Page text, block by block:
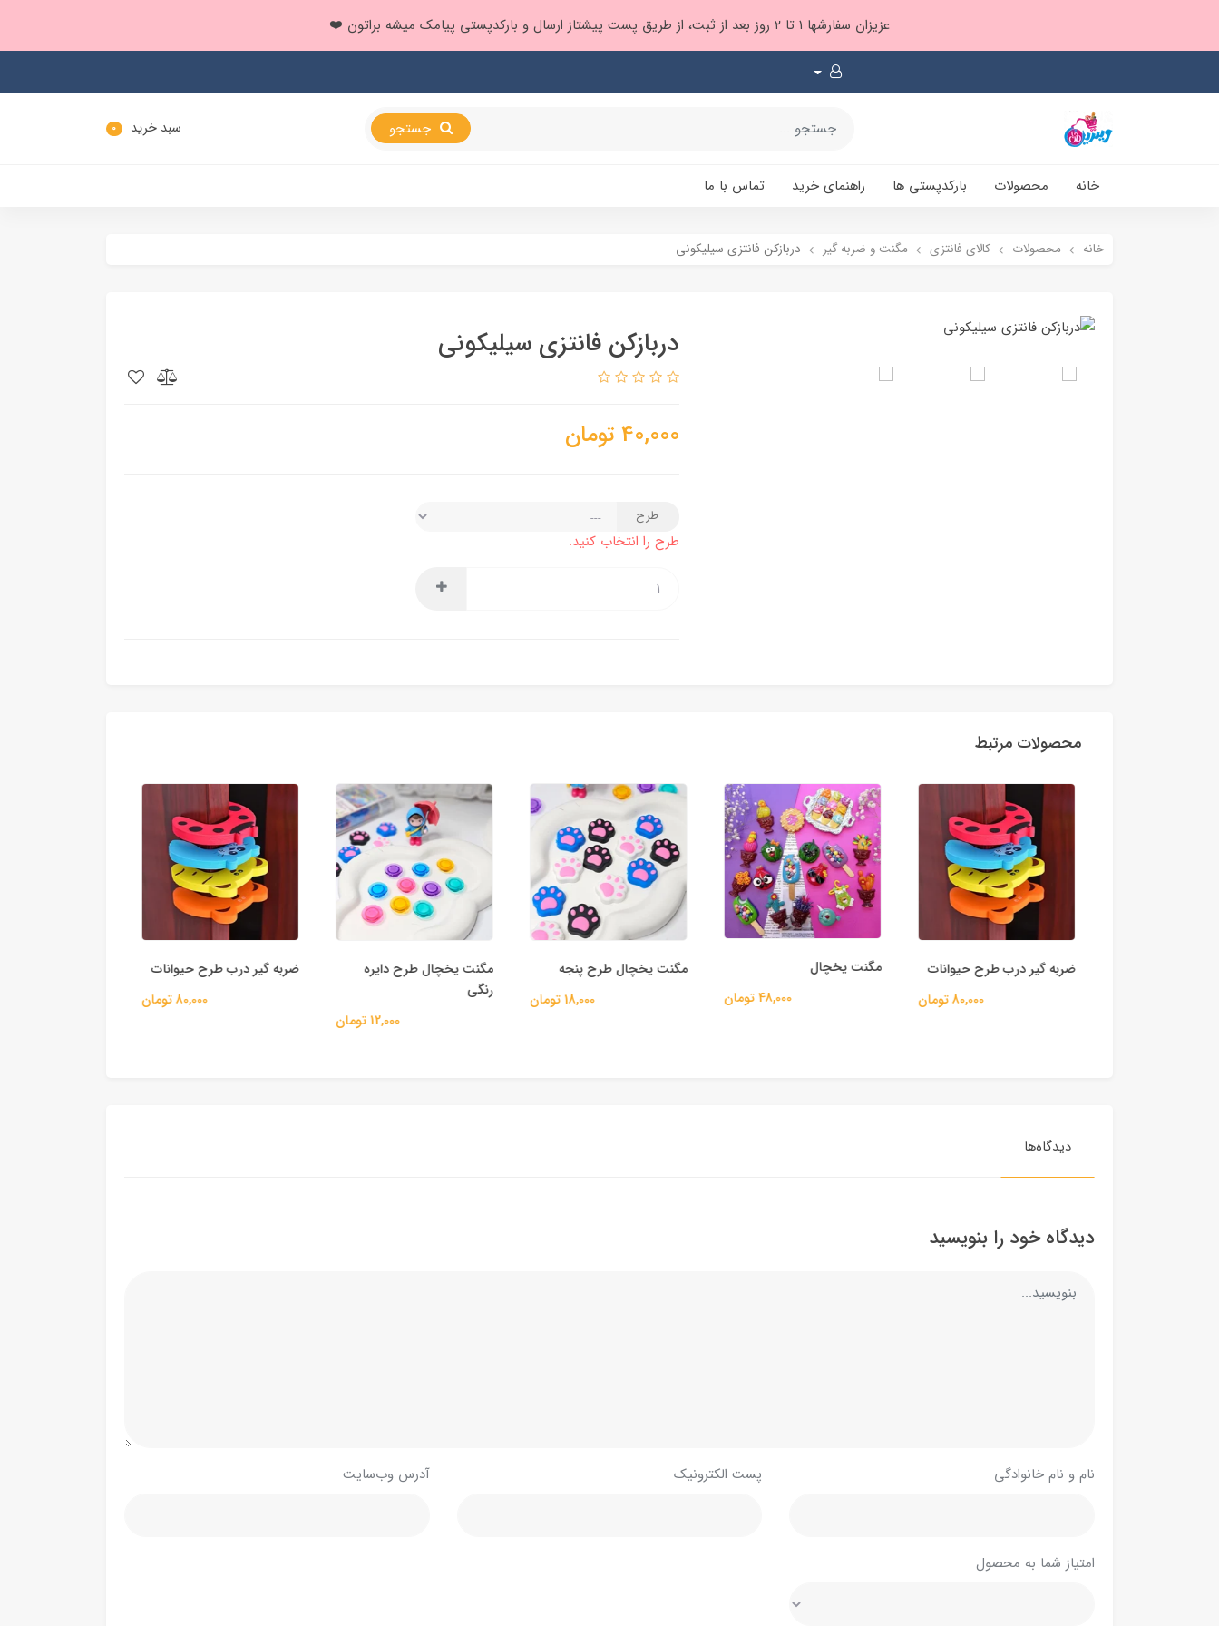
عزیزان سفارشها ۱ تا ۲ روز بعد از ثبت، از طریق پست پیشتاز ارسال و بارکدپستی پیامک میشه براتون ❤️
سبد خرید 0
خانه محصولات بارکدپستی ها راهنمای خرید تماس با ما
خانه محصولات کالای فانتزی مگنت و ضربه گیر دربازکن فانتزی سیلیکونی
دربازکن فانتزی سیلیکونی
40,000 تومان
طرح
طرح را انتخاب کنید.
محصولات مرتبط
ضربه گیر درب طرح حیوانات
80,000 تومان
مگنت یخچال
48,000 تومان
مگنت یخچال طرح پنجه
18,000 تومان
مگنت یخچال طرح دایره
رنگی
12,000 تومان
ضربه گیر درب طرح حیوانات
80,000 تومان
دیدگاه‌ها
دیدگاه خود را بنویسید
نام و نام خانوادگی پست الکترونیک آدرس وب‌سایت
امتیاز شما به محصول